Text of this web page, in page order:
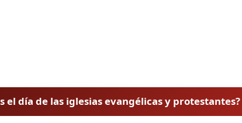
el día de las iglesias evangélicas y protestantes?